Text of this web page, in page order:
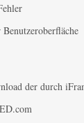
der durch